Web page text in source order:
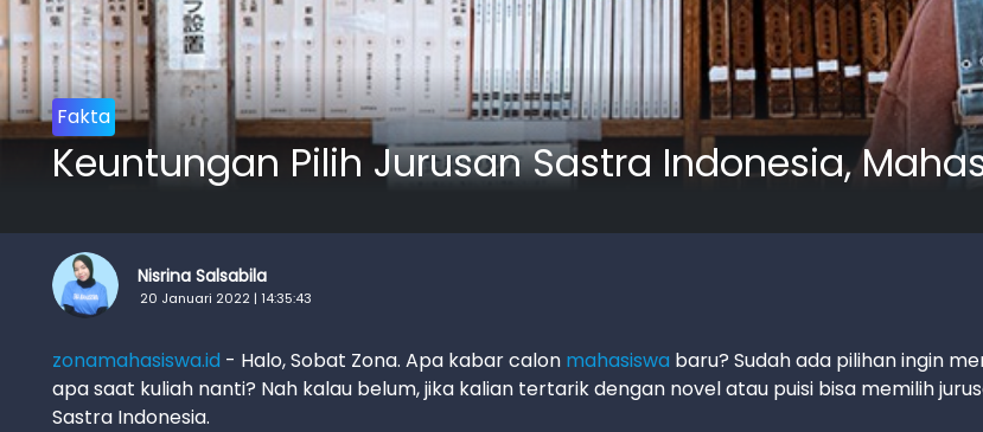
Fakta
Keuntungan Pilih Jurusan Sastra Indonesia,
Nisrina Salsabila
20 Januari 2022 | 14:35:43
zonamahasiswa.id - Halo, Sobat Zona. Apa kabar calon mahasiswa baru? Sudah ada pilihan ingin
apa saat kuliah nanti? Nah kalau belum, jika kalian tertarik dengan novel atau puisi bisa memilih
Sastra Indonesia.